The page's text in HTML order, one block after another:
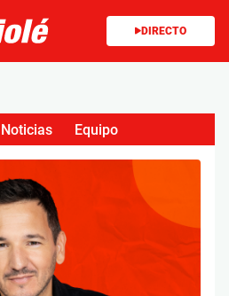
DIRECTO
Noticias Equipo